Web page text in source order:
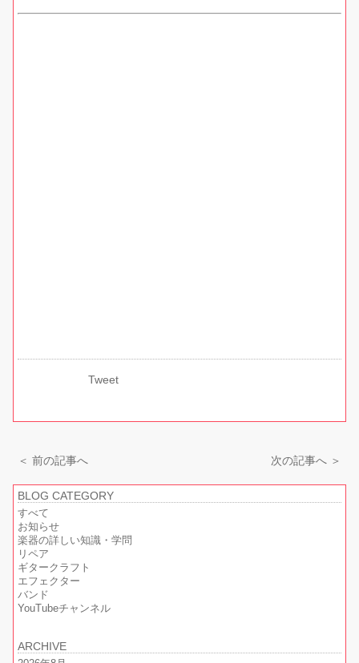
Tweet
＜ 前の記事へ 次の記事へ ＞
BLOG CATEGORY
すべて
お知らせ
楽器の詳しい知識・学問
リペア
ギタークラフト
エフェクター
バンド
YouTubeチャンネル
ARCHIVE